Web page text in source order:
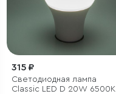
315 ₽
Светодиодная лампа
Classic LED D 20W 6500K